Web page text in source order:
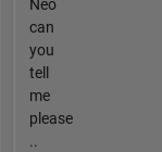
Neo
can
you
tell
me
please
..